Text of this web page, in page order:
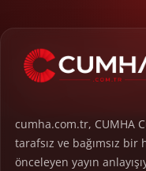
cumha.com.tr, CUMHA
tarafsız ve bağımsız
önceleyen yayın